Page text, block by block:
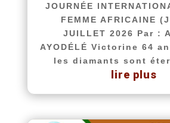
JOURNÉE
FEMME AFRICAINE
JUILLET 2026 Par :
AYODÉLÉ Victorine 64
les diamants sont
lire plus